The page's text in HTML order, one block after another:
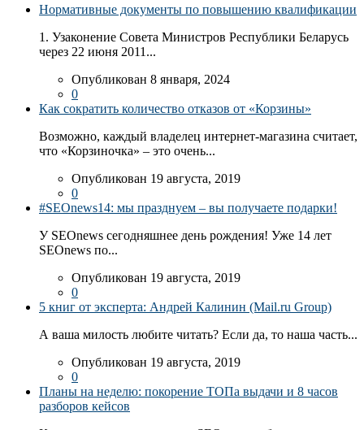
Нормативные документы по повышению квалификации
1. Узаконение Совета Министров Республики Беларусь
через 22 июня 2011...
Опубликован 8 января, 2024
0
Как сократить количество отказов от «Корзины»
Возможно, каждый владелец интернет-магазина считает,
что «Корзиночка» – это очень...
Опубликован 19 августа, 2019
0
#SEOnews14: мы празднуем – вы получаете подарки!
У SEOnews сегодняшнее день рождения! Уже 14 лет
SEOnews по...
Опубликован 19 августа, 2019
0
5 книг от эксперта: Андрей Калинин (Mail.ru Group)
А ваша милость любите читать? Если да, то наша часть...
Опубликован 19 августа, 2019
0
Планы на неделю: покорение ТОПа выдачи и 8 часов
разборов кейсов